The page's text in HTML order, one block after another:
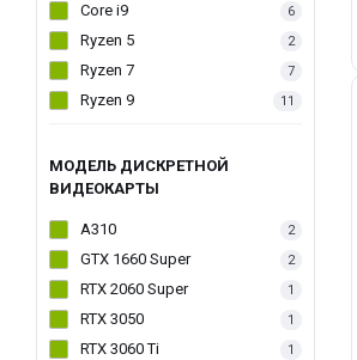
Core i9 6
Ryzen 5 2
Ryzen 7 7
Ryzen 9 11
МОДЕЛЬ ДИСКРЕТНОЙ
ВИДЕОКАРТЫ
A310 2
GTX 1660 Super 2
RTX 2060 Super 1
RTX 3050 1
RTX 3060 Ti 1